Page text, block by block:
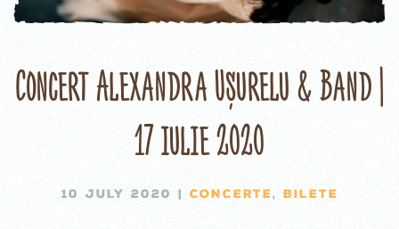
Concert Alexandra Ușurelu & Band |
17 iulie 2020
10 JULY 2020 | CONCERTE, BILETE